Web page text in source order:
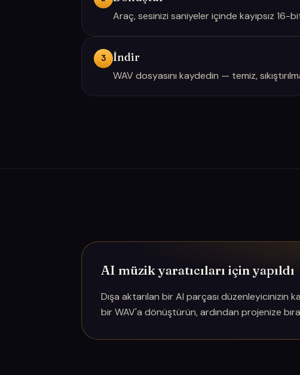
Araç, sesinizi saniyeler içinde kayıpsız 16-
3 İndir
WAV dosyasını kaydedin — temiz,
AI müzik yaratıcıları için yapıldı
Dışa aktarılan bir AI parçası
bir WAV'a dönüştürün, ardından projenize